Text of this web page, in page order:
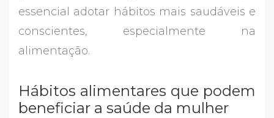
essencial adotar hábitos mais saudáveis e
conscientes, especialmente na
alimentação.
Hábitos alimentares que podem
beneficiar a saúde da mulher